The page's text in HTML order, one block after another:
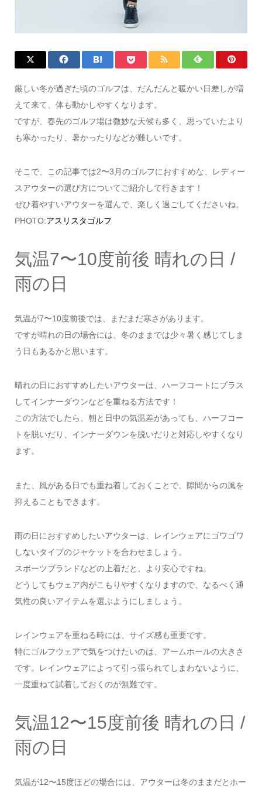
厳しい冬が過ぎた頃のゴルフは、だんだんと暖かい日差しが増
えて来て、体も動かしやすくなります。
ですが、春先のゴルフ場は微妙な天候も多く、思っていたより
も寒かったり、暑かったりなどが難しいです。
そこで、この記事では2〜3月のゴルフにおすすめな、レディー
スアウターの選び方についてご紹介して行きます！
ぜひ着やすいアウターを選んで、楽しく過ごしてくださいね。
PHOTO:アスリスタゴルフ
気温7〜10度前後 晴れの日 /
雨の日
気温が7〜10度前後では、まだまだ寒さがあります。
ですが晴れの日の場合には、冬のままでは少々暑く感じてしま
う日もあるかと思います。
晴れの日におすすめしたいアウターは、ハーフコートにプラス
してインナーダウンなどを重ねる方法です！
この方法でしたら、朝と日中の気温差があっても、ハーフコー
トを脱いだり、インナーダウンを脱いだりと対応しやすくなり
ます。
また、風がある日でも重ね着しておくことで、隙間からの風を
抑えることもできます。
雨の日におすすめしたいアウターは、レインウェアにゴワゴワ
しないタイプのジャケットを合わせましょう。
スポーツブランドなどの上着だと、より安心ですね。
どうしてもウェア内がこもりやすくなりますので、なるべく通
気性の良いアイテムを選ぶようにしましょう。
レインウェアを重ねる時には、サイズ感も重要です。
特にゴルフウェアで気をつけたいのは、アームホールの大きさ
です。レインウェアによって引っ張られてしまわないように、
一度重ねて試着しておくのが無難です。
気温12〜15度前後 晴れの日 /
雨の日
気温が12〜15度ほどの場合には、アウターは冬のままだとホー